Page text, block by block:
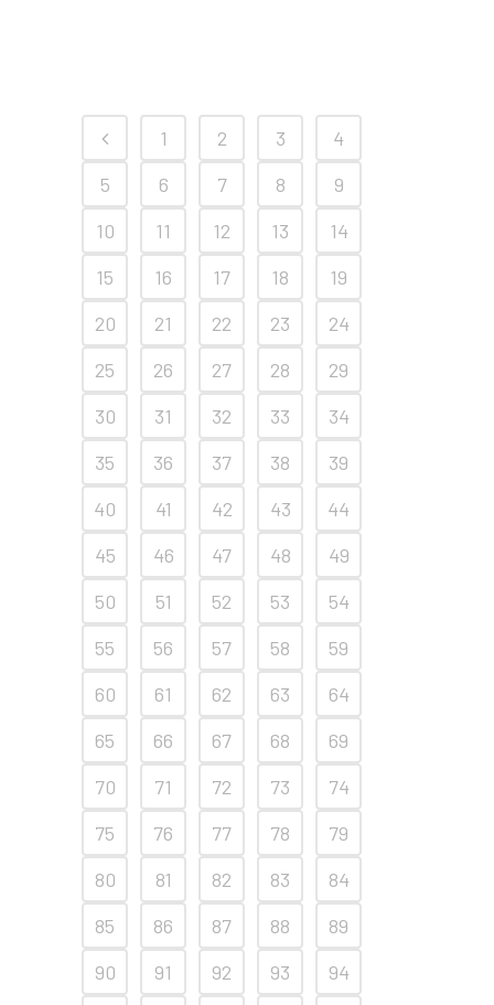
1 2 3
4
5
6 7 8
9
10
11 12 13
14
15
16 17 18
19
20
21 22 23
24
25
26 27 28
29
30
31 32 33
34
35
36 37 38
39
40
41 42 43
44
45
46 47 48
49
50
51 52 53
54
55
56 57 58
59
60
61 62 63
64
65
66 67 68
69
70
71 72 73
74
75
76 77 78
79
80
81 82 83
84
85
86 87 88
89
90
91 92 93
94